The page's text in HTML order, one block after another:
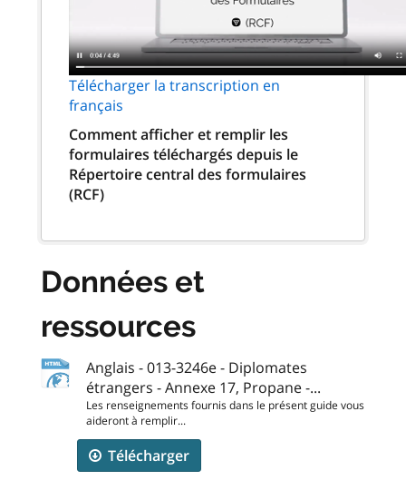
Télécharger la transcription en
français
Comment afficher et remplir les
formulaires téléchargés depuis le
Répertoire central des formulaires
(RCF)
Données et
ressources
Anglais - 013-3246e - Diplomates
étrangers - Annexe 17, Propane -...
Les renseignements fournis dans le présent guide vous
aideront à remplir...
Télécharger